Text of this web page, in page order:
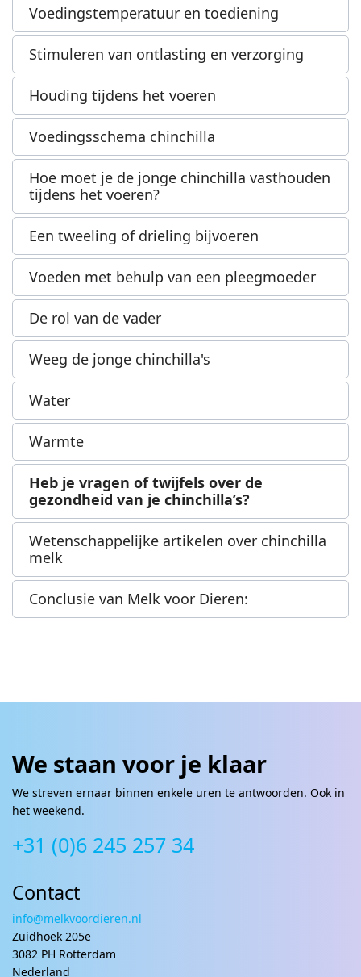
Voedingstemperatuur en toediening
Stimuleren van ontlasting en verzorging
Houding tijdens het voeren
Voedingsschema chinchilla
Hoe moet je de jonge chinchilla vasthouden
tijdens het voeren?
Een tweeling of drieling bijvoeren
Voeden met behulp van een pleegmoeder
De rol van de vader
Weeg de jonge chinchilla's
Water
Warmte
Heb je vragen of twijfels over de
gezondheid van je chinchilla’s?
Wetenschappelijke artikelen over chinchilla
melk
Conclusie van Melk voor Dieren:
We staan voor je klaar
We streven ernaar binnen enkele uren te antwoorden. Ook in
het weekend.
+31 (0)6 245 257 34
Contact
info@melkvoordieren.nl
Zuidhoek 205e
3082 PH Rotterdam
Nederland